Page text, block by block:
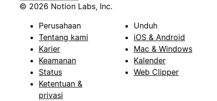
© 2026 Notion Labs, Inc.
Perusahaan
Tentang kami
Karier
Keamanan
Status
Ketentuan &
privasi
Unduh
iOS & Android
Mac & Windows
Kalender
Web Clipper